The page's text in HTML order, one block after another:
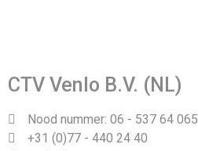
CTV Venlo B.V. (NL)
Nood nummer: 06 - 537 64 065
+31 (0)77 - 440 24 40